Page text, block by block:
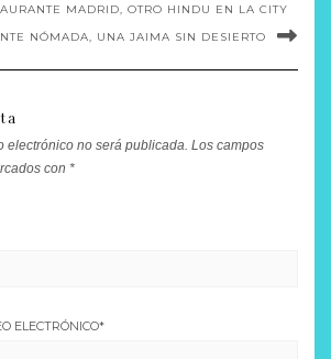
MADRID, OTRO HINDU EN LA CITY
NÓMADA, UNA JAIMA SIN DESIERTO
electrónico no será publicada. Los campos
con *
ELECTRÓNICO*